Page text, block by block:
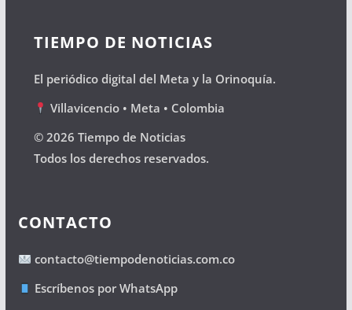
TIEMPO DE NOTICIAS
El periódico digital del Meta y la Orinoquía.
Villavicencio • Meta • Colombia
© 2026 Tiempo de Noticias
Todos los derechos reservados.
CONTACTO
contacto@tiempodenoticias.com.co
Escríbenos por WhatsApp